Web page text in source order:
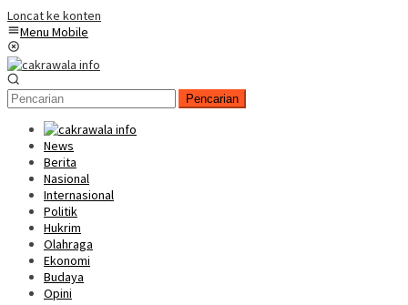
Loncat ke konten
Menu Mobile
Pencarian
News
Berita
Nasional
Internasional
Politik
Hukrim
Olahraga
Ekonomi
Budaya
Opini